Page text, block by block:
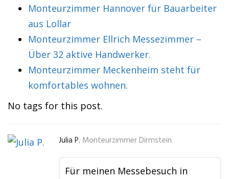
Monteurzimmer Hannover für Bauarbeiter
aus Lollar
Monteurzimmer Ellrich Messezimmer –
Über 32 aktive Handwerker.
Monteurzimmer Meckenheim steht für
komfortables wohnen.
No tags for this post.
Julia P. Monteurzimmer Dirmstein
Für meinen Messebesuch in